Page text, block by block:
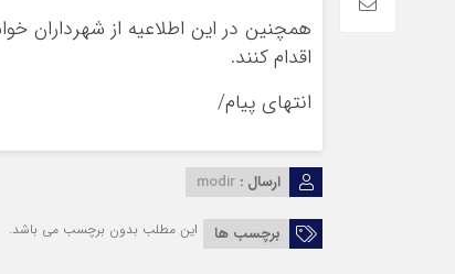
همچنین در این اطلاعیه از
اقدام کنند.
انتهای پیام/
ارسال : modir
برچسب ها این مطلب بدون برچسب می باشد.